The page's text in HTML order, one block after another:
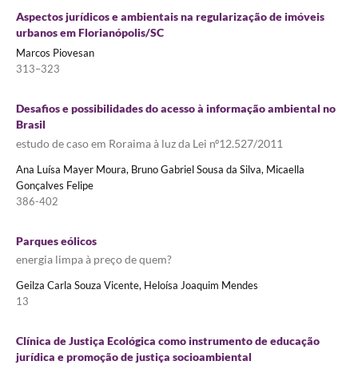
Aspectos jurídicos e ambientais na regularização de imóveis
urbanos em Florianópolis/SC
Marcos Piovesan
313–323
Desafios e possibilidades do acesso à informação ambiental no
Brasil
estudo de caso em Roraima à luz da Lei nº12.527/2011
Ana Luísa Mayer Moura, Bruno Gabriel Sousa da Silva, Micaella
Gonçalves Felipe
386-402
Parques eólicos
energia limpa à preço de quem?
Geilza Carla Souza Vicente, Heloísa Joaquim Mendes
13
Clínica de Justiça Ecológica como instrumento de educação
jurídica e promoção de justiça socioambiental